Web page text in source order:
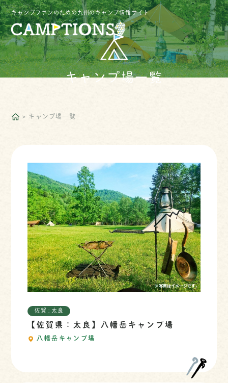
キャンプファンのための九州のキャンプ情報サイト
キャンプ場一覧
キャンプ場一覧
佐賀 : 太良
【佐賀県：太良】八幡岳キャンプ場
八幡岳キャンプ場